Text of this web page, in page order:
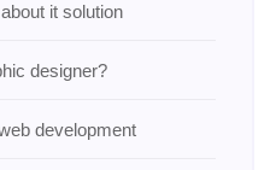
it solution
designer?
development